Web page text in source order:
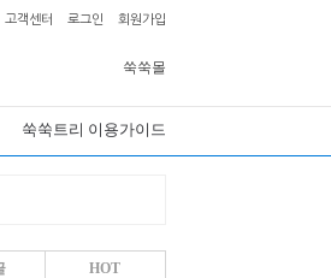
고객센터 로그인 회원가입
쑥쑥몰
쑥쑥트리 이용가이드
HOT